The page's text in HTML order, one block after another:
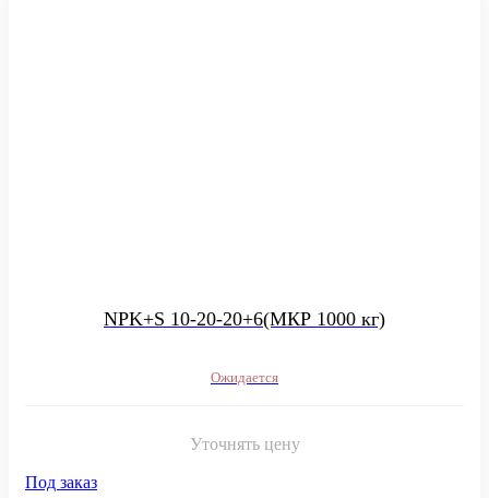
NPK+S 10-20-20+6(МКР 1000 кг)
Ожидается
Уточнять цену
Под заказ